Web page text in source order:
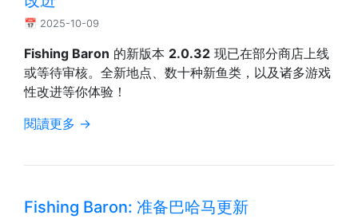
📅 2025-10-09
Fishing Baron 的新版本 2.0.32 现已在部分商店上线
或等待审核。全新地点、数十种新鱼类，以及诸多游戏
性改进等你体验！
閱讀更多 →
Fishing Baron: 准备巴哈马更新